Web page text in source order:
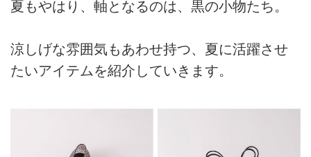
夏もやはり、軸となるのは、黒の小物たち。
涼しげな雰囲気もあわせ持つ、夏に活躍させ
たいアイテムを紹介していきます。